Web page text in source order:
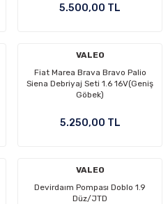
5.500,00 TL
VALEO
Fiat Marea Brava Bravo Palio
Siena Debriyaj Seti 1.6 16V(Geniş
Göbek)
5.250,00 TL
VALEO
Devirdaım Pompası Doblo 1.9
Düz/JTD